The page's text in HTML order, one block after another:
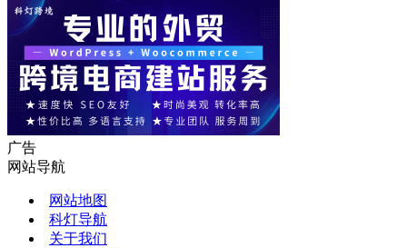
广告
网站导航
网站地图
科灯导航
关于我们